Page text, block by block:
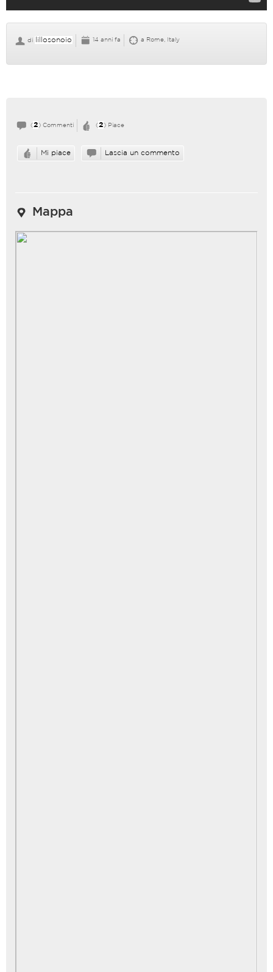
di lillosonoio 14 anni fa a Rome, Italy
( 2 ) Commenti ( 2 ) Piace
Mi piace Lascia un commento
Mappa